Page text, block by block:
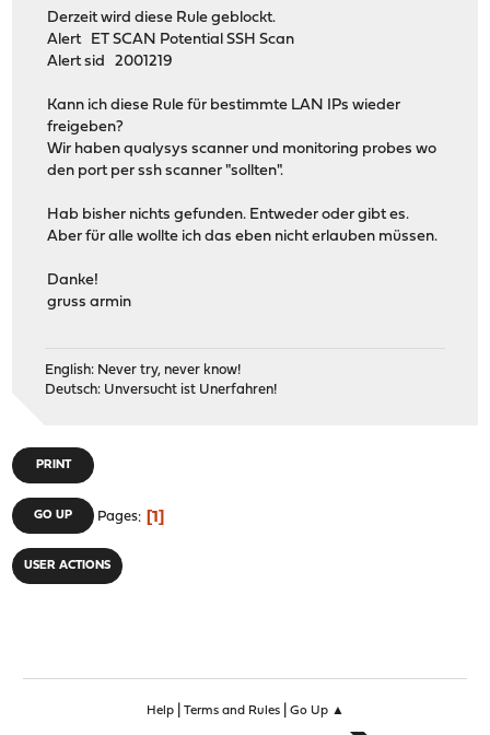
Derzeit wird diese Rule geblockt.
Alert ET SCAN Potential SSH Scan
Alert sid 2001219
Kann ich diese Rule für bestimmte LAN IPs wieder
freigeben?
Wir haben qualysys scanner und monitoring probes wo
den port per ssh scanner "sollten".
Hab bisher nichts gefunden. Entweder oder gibt es.
Aber für alle wollte ich das eben nicht erlauben müssen.
Danke!
gruss armin
English: Never try, never know!
Deutsch: Unversucht ist Unerfahren!
PRINT
GO UP Pages 1
USER ACTIONS
Help| Terms and Rules| Go Up ▲